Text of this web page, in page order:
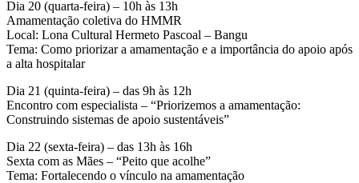
Dia 20 (quarta-feira) – 10h às 13h
Amamentação coletiva do HMMR
Local: Lona Cultural Hermeto Pascoal – Bangu
Tema: Como priorizar a amamentação e a importância do apoio após
a alta hospitalar
Dia 21 (quinta-feira) – das 9h às 12h
Encontro com especialista – “Priorizemos a amamentação:
Construindo sistemas de apoio sustentáveis”
Dia 22 (sexta-feira) – das 13h às 16h
Sexta com as Mães – “Peito que acolhe”
Tema: Fortalecendo o vínculo na amamentação